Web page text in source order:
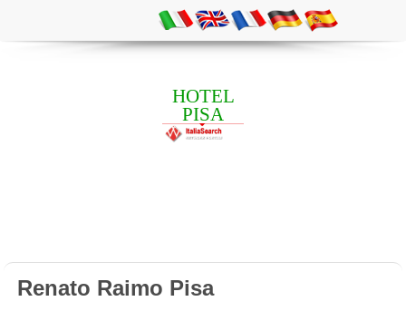
HOTEL
PISA
Renato Raimo Pisa